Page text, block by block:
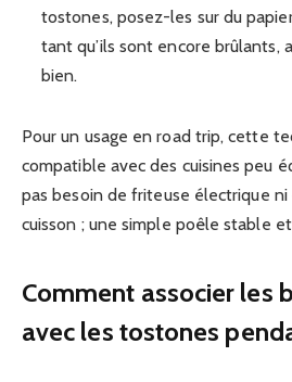
tostones, posez-les sur du
tant qu’ils sont encore brûlants,
bien.
Pour un usage en road trip, cette
compatible avec des cuisines peu
pas besoin de friteuse électrique
cuisson ; une simple poêle stable
Comment associer les
avec les tostones